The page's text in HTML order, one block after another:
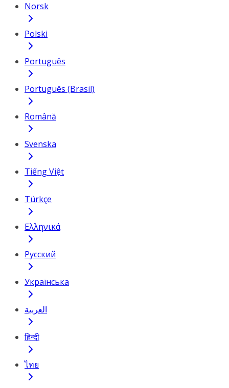
Norsk
Polski
Português
Português (Brasil)
Română
Svenska
Tiếng Việt
Türkçe
Ελληνικά
Русский
Українська
العربية
हिन्दी
ไทย